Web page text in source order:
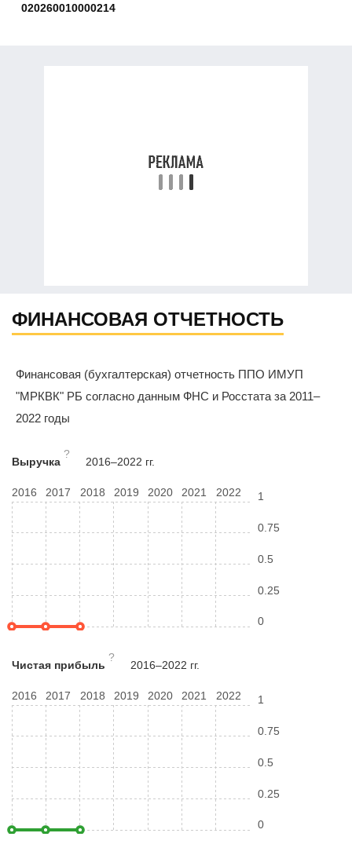
020260010000214
ФИНАНСОВАЯ ОТЧЕТНОСТЬ
Финансовая (бухгалтерская) отчетность ППО ИМУП
"МРКВК" РБ согласно данным ФНС и Росстата за 2011–
2022 годы
Выручка
?
2016–2022 гг.
2016 2017 2018 2019 2020 2021 2022
0
0.25
0.5
0.75
1
Чистая прибыль
?
2016–2022 гг.
2016 2017 2018 2019 2020 2021 2022
0
0.25
0.5
0.75
1